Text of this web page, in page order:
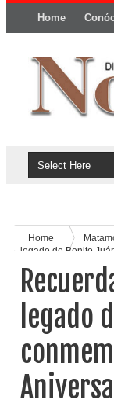
Home
Home
legado de Benito
legado